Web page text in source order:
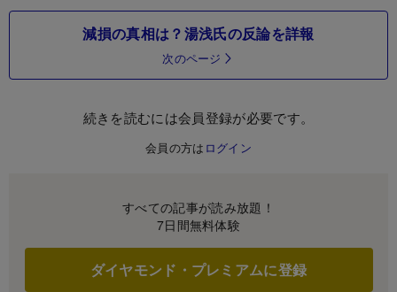
減損の真相は？湯浅氏の反論を詳報
次のページ
続きを読むには会員登録が必要です。
会員の方は ログイン
すべての記事が読み放題！
7日間無料体験
ダイヤモンド・プレミアムに登録